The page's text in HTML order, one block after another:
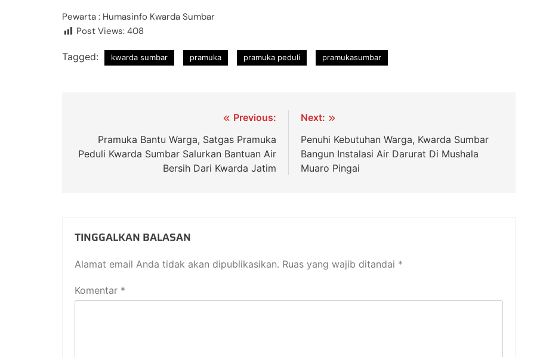
Pewarta : Humasinfo Kwarda Sumbar
Post Views: 408
Tagged: kwarda sumbar pramuka pramuka peduli pramukasumbar
Previous:
Pramuka Bantu Warga, Satgas Pramuka
Peduli Kwarda Sumbar Salurkan Bantuan Air
Bersih Dari Kwarda Jatim
Next:
Penuhi Kebutuhan Warga, Kwarda Sumbar
Bangun Instalasi Air Darurat Di Mushala
Muaro Pingai
TINGGALKAN BALASAN
Alamat email Anda tidak akan dipublikasikan. Ruas yang wajib ditandai *
Komentar *